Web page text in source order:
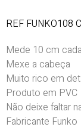
REF FUNKO108
Mede 10 cm cada
Mexe a cabeça
Muito rico em
Produto em PVC
Não deixe faltar
Fabricante Funko